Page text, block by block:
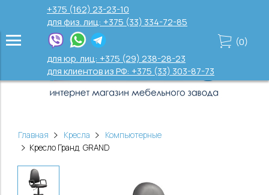
+375 (162) 23-23-10
для физ. лиц: +375 (33) 334-72-85
для юр. лиц: +375 (29) 238-28-23
для клиентов из РФ: +375 (33) 303-87-73
(0)
Главная Кресла
Компьютерные
Кресло Гранд, GRAND